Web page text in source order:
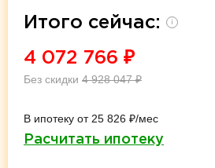
Итого сейчас: i
4 072 766 ₽
Без скидки 4 928 047₽
В ипотеку от 25 826 ₽/мес
Расчитать ипотеку